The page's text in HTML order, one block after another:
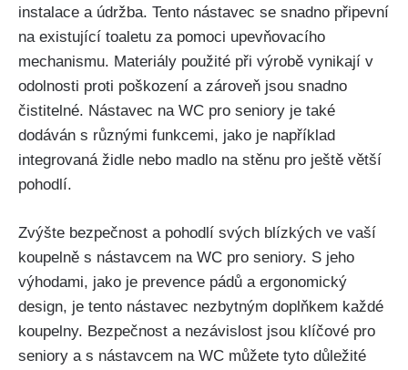
instalace a údržba. Tento nástavec se snadno připevní
na existující toaletu za pomoci upevňovacího
mechanismu. Materiály použité při výrobě vynikají v
odolnosti proti poškození a zároveň jsou snadno
čistitelné. Nástavec na WC pro seniory je také
dodáván s různými funkcemi, jako je například
integrovaná židle nebo madlo na stěnu pro ještě větší
pohodlí.
Zvýšte bezpečnost a pohodlí svých blízkých ve vaší
koupelně s nástavcem na WC pro seniory. S jeho
výhodami, jako je prevence pádů a ergonomický
design, je tento nástavec nezbytným doplňkem každé
koupelny. Bezpečnost a nezávislost jsou klíčové pro
seniory a s nástavcem na WC můžete tyto důležité